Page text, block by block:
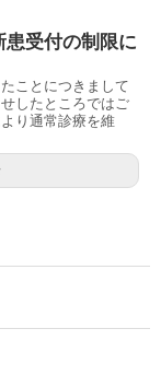
患受付の制限に
ことにつきまして
したところではご
り通常診療を維